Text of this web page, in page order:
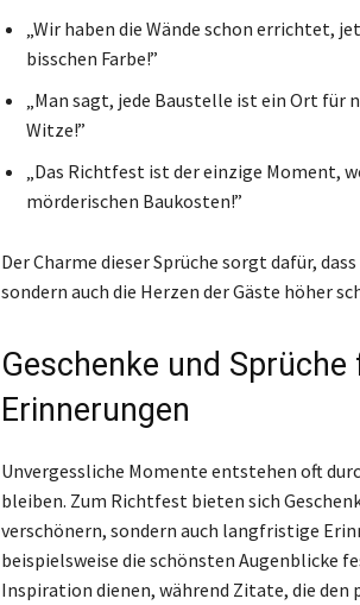
„Wir haben die Wände schon errichtet,
bisschen Farbe!”
„Man sagt, jede Baustelle ist ein Ort für
Witze!”
„Das Richtfest ist der einzige Moment,
mörderischen Baukosten!”
Der Charme dieser Sprüche sorgt dafür,
sondern auch die Herzen der Gäste höher
Geschenke und
Erinnerungen
Unvergessliche Momente entstehen oft
bleiben. Zum Richtfest bieten sich
verschönern, sondern auch langfristige
beispielsweise die schönsten Augenblicke
Inspiration dienen, während Zitate, die